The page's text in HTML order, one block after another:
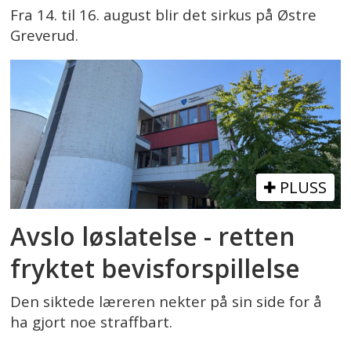
Fra 14. til 16. august blir det sirkus på Østre
Greverud.
PLUSS
Avslo løslatelse - retten
fryktet bevisforspillelse
Den siktede læreren nekter på sin side for å
ha gjort noe straffbart.